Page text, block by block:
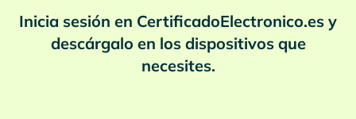
Inicia sesión en CertificadoElectronico.es y
descárgalo en los dispositivos que
necesites.